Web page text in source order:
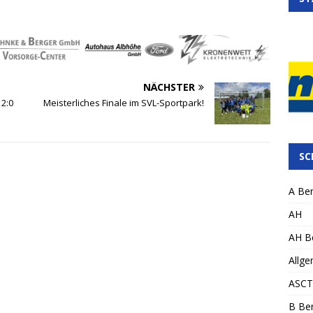
NÄCHSTER
Meisterliches Finale im SVL-Sportpark!
A
AH
AH
B